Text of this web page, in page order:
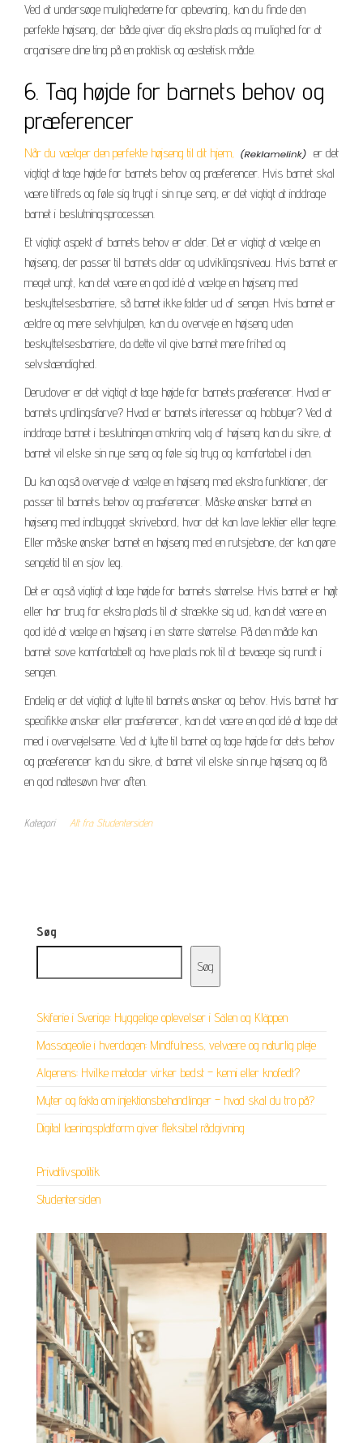
Ved at undersøge mulighederne for opbevaring, kan du finde den
perfekte højseng, der både giver dig ekstra plads og mulighed for at
organisere dine ting på en praktisk og æstetisk måde.
6. Tag højde for barnets behov og
præferencer
Når du vælger den perfekte højseng til dit hjem,
er det
vigtigt at tage højde for barnets behov og præferencer. Hvis barnet skal
være tilfreds og føle sig trygt i sin nye seng, er det vigtigt at inddrage
barnet i beslutningsprocessen.
Et vigtigt aspekt af barnets behov er alder. Det er vigtigt at vælge en
højseng, der passer til barnets alder og udviklingsniveau. Hvis barnet er
meget ungt, kan det være en god idé at vælge en højseng med
beskyttelsesbarriere, så barnet ikke falder ud af sengen. Hvis barnet er
ældre og mere selvhjulpen, kan du overveje en højseng uden
beskyttelsesbarriere, da dette vil give barnet mere frihed og
selvstændighed.
Derudover er det vigtigt at tage højde for barnets præferencer. Hvad er
barnets yndlingsfarve? Hvad er barnets interesser og hobbyer? Ved at
inddrage barnet i beslutningen omkring valg af højseng kan du sikre, at
barnet vil elske sin nye seng og føle sig tryg og komfortabel i den.
Du kan også overveje at vælge en højseng med ekstra funktioner, der
passer til barnets behov og præferencer. Måske ønsker barnet en
højseng med indbygget skrivebord, hvor det kan lave lektier eller tegne.
Eller måske ønsker barnet en højseng med en rutsjebane, der kan gøre
sengetid til en sjov leg.
Det er også vigtigt at tage højde for barnets størrelse. Hvis barnet er højt
eller har brug for ekstra plads til at strække sig ud, kan det være en
god idé at vælge en højseng i en større størrelse. På den måde kan
barnet sove komfortabelt og have plads nok til at bevæge sig rundt i
sengen.
Endelig er det vigtigt at lytte til barnets ønsker og behov. Hvis barnet har
specifikke ønsker eller præferencer, kan det være en god idé at tage det
med i overvejelserne. Ved at lytte til barnet og tage højde for dets behov
og præferencer kan du sikre, at barnet vil elske sin nye højseng og få
en god nattesøvn hver aften.
Kategori Alt fra Studentersiden
Søg
Søg
Skiferie i Sverige: Hyggelige oplevelser i Sälen og Kläppen
Massageolie i hverdagen: Mindfulness, velvære og naturlig pleje
Algerens: Hvilke metoder virker bedst – kemi eller knofedt?
Myter og fakta om injektionsbehandlinger – hvad skal du tro på?
Digital læringsplatform giver fleksibel rådgivning
Privatlivspolitik
Studentersiden